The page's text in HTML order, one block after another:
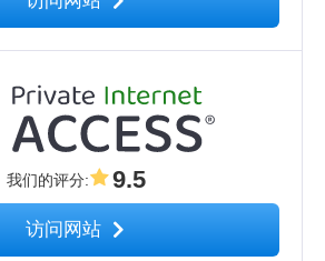
我们的评分: 9.5
访问网站